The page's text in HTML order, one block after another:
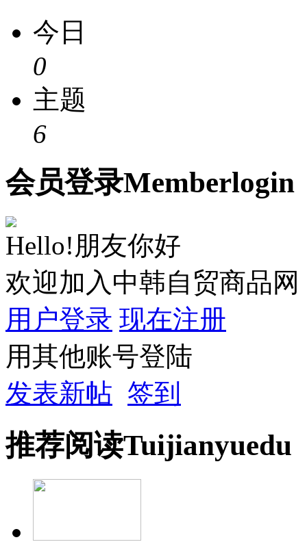
今日
0
主题
6
会员登录Memberlogin
Hello!朋友你好
欢迎加入中韩自贸商品网
用户登录 现在注册
用其他账号登陆
发表新帖 签到
推荐阅读Tuijianyuedu